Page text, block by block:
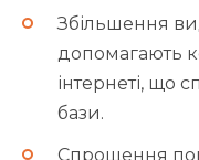
Збільшення
допомагають
інтернеті, що
бази.
Спрощення